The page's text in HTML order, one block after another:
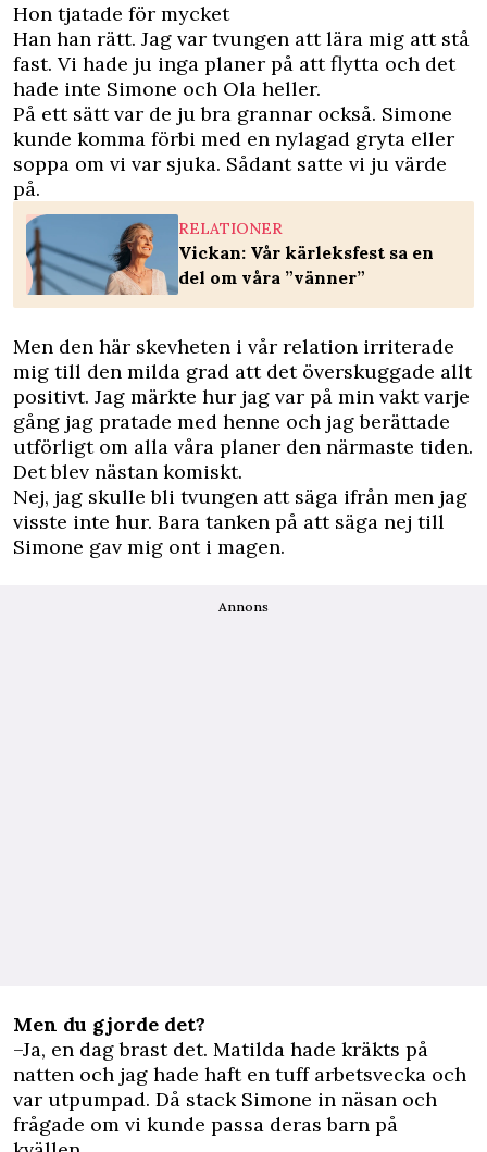
Hon tjatade för mycket
Han han rätt. Jag var tvungen att lära mig att stå
fast. Vi hade ju inga planer på att flytta och det
hade inte Simone och Ola heller.
På ett sätt var de ju bra grannar också. Simone
kunde komma förbi med en nylagad gryta eller
soppa om vi var sjuka. Sådant satte vi ju värde
på.
RELATIONER
Vickan: Vår kärleksfest sa en
del om våra ”vänner”
Men den här skevheten i vår relation irriterade
mig till den milda grad att det överskuggade allt
positivt. Jag märkte hur jag var på min vakt varje
gång jag pratade med henne och jag berättade
utförligt om alla våra planer den närmaste tiden.
Det blev nästan komiskt.
Nej, jag skulle bli tvungen att säga ifrån men jag
visste inte hur. Bara tanken på att säga nej till
Simone gav mig ont i magen.
Annons
Men du gjorde det?
–Ja, en dag brast det. Matilda hade kräkts på
natten och jag hade haft en tuff arbetsvecka och
var utpumpad. Då stack Simone in näsan och
frågade om vi kunde passa deras barn på